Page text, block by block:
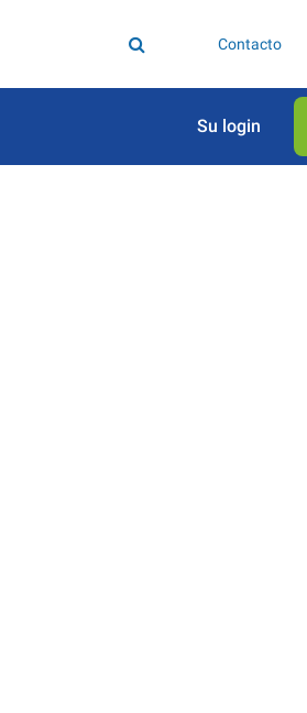
Contacto
Su login